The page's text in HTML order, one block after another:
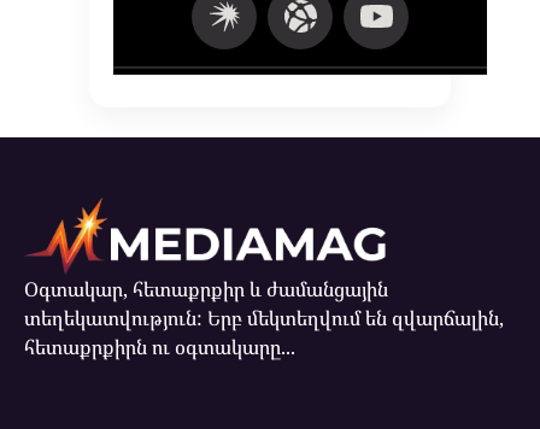
Օգտակար, հետաքրքիր և ժամանցային
տեղեկատվություն: Երբ մեկտեղվում են զվարճալին,
հետաքրքիրն ու օգտակարը...